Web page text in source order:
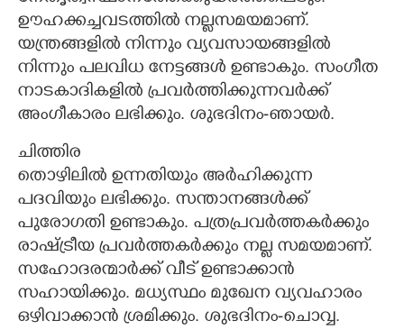
ഊഹക്കച്ചവടത്തിൽ നല്ലസമയമാണ്.
യന്ത്രങ്ങളിൽ നിന്നും വ്യവസായങ്ങളിൽ
നിന്നും പലവിധ നേട്ടങ്ങൾ ഉണ്ടാകും. സംഗീത
നാടകാദികളിൽ പ്രവർത്തിക്കുന്നവർക്ക്
അംഗീകാരം ലഭിക്കും. ശുഭദിനം-ഞായർ.
ചിത്തിര
തൊഴിലിൽ ഉന്നതിയും അർഹിക്കുന്ന
പദവിയും ലഭിക്കും. സന്താനങ്ങൾക്ക്
പുരോഗതി ഉണ്ടാകും. പത്രപ്രവർത്തകർക്കും
രാഷ്ട്രീയ പ്രവർത്തകർക്കും നല്ല സമയമാണ്.
സഹോദരന്മാർക്ക് വീട് ഉണ്ടാക്കാൻ
സഹായിക്കും. മധ്യസ്ഥം മുഖേന വ്യവഹാരം
ഒഴിവാക്കാൻ ശ്രമിക്കും. ശുഭദിനം-ചൊവ്വ.